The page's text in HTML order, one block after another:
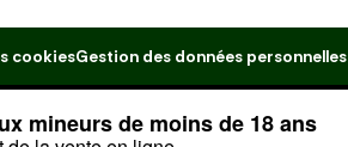
cookiesGestion des données personnelles
mineurs de moins de 18 ans